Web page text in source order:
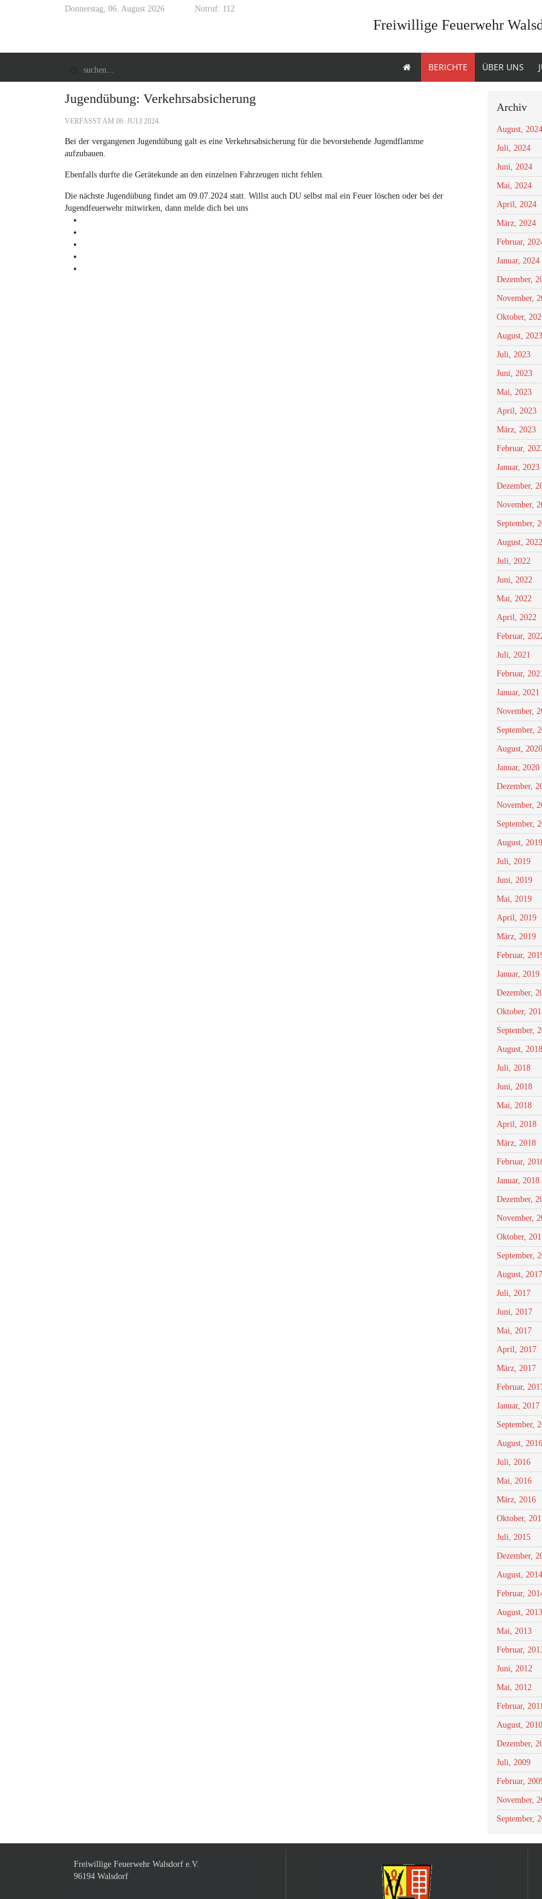
Donnerstag, 06. August 2026 Notruf: 112
Freiwillige Feuerwehr
BERICHTE ÜBER UNS
Jugendübung: Verkehrsabsicherung
VERFASST AM 06. JULI 2024.
Bei der vergangenen Jugendübung galt es eine Verkehrsabsicherung für die bevorstehende Jugendflamme
aufzubauen.
Ebenfalls durfte die Gerätekunde an den einzelnen Fahrzeugen nicht fehlen.
Die nächste Jugendübung findet am 09.07.2024 statt. Willst auch DU selbst mal ein Feuer löschen oder bei der
Jugendfeuerwehr mitwirken, dann melde dich bei uns
Archiv
August, 2024
Juli, 2024
Juni, 2024
Mai, 2024
April, 2024
März, 2024
Februar,
Januar, 2024
Dezember,
November,
Oktober,
August, 2023
Juli, 2023
Juni, 2023
Mai, 2023
April, 2023
März, 2023
Februar,
Januar, 2023
Dezember,
November,
September,
August, 2022
Juli, 2022
Juni, 2022
Mai, 2022
April, 2022
Februar,
Juli, 2021
Februar,
Januar, 2021
November,
September,
August, 2020
Januar, 2020
Dezember,
November,
September,
August, 2019
Juli, 2019
Juni, 2019
Mai, 2019
April, 2019
März, 2019
Februar,
Januar, 2019
Dezember,
Oktober,
September,
August, 2018
Juli, 2018
Juni, 2018
Mai, 2018
April, 2018
März, 2018
Februar,
Januar, 2018
Dezember,
November,
Oktober,
September,
August, 2017
Juli, 2017
Juni, 2017
Mai, 2017
April, 2017
März, 2017
Februar,
Januar, 2017
September,
August, 2016
Juli, 2016
Mai, 2016
März, 2016
Oktober,
Juli, 2015
Dezember,
August, 2014
Februar,
August, 2013
Mai, 2013
Februar,
Juni, 2012
Mai, 2012
Februar,
August, 2010
Dezember,
Juli, 2009
Februar,
November,
September,
Freiwillige Feuerwehr Walsdorf e.V.
96194 Walsdorf